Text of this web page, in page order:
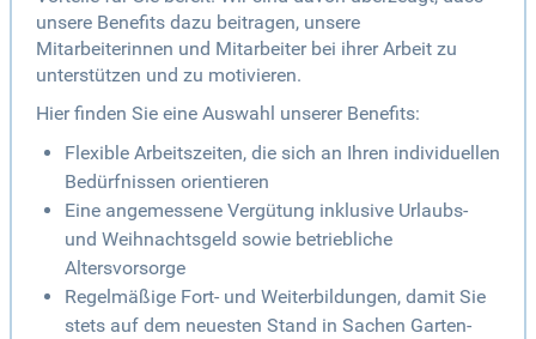
unsere Benefits dazu beitragen, unsere
Mitarbeiterinnen und Mitarbeiter bei ihrer Arbeit zu
unterstützen und zu motivieren.
Hier finden Sie eine Auswahl unserer Benefits:
Flexible Arbeitszeiten, die sich an Ihren individuellen
Bedürfnissen orientieren
Eine angemessene Vergütung inklusive Urlaubs-
und Weihnachtsgeld sowie betriebliche
Altersvorsorge
Regelmäßige Fort- und Weiterbildungen, damit Sie
stets auf dem neuesten Stand in Sachen Garten-